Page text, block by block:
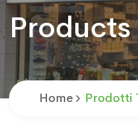
Products
Home Prodotti